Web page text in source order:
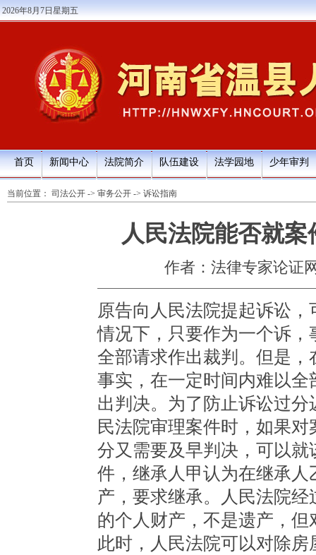
2026年8月7日星期五
首页 新闻中心 法院简介 队伍建设 法学园地 少年审判
当前位置： 司法公开 -> 审务公开 -> 诉讼指南
人民法院能否就
作者：法律专家论证
原告向人民法院提起诉讼
情况下，只要作为一个诉
全部请求作出裁判。但是
事实，在一定时间内难以
出判决。为了防止诉讼过
民法院审理案件时，如果
分又需要及早判决，可以
件，继承人甲认为在继承
产，要求继承。人民法院
的个人财产，不是遗产，
此时，人民法院可以对除